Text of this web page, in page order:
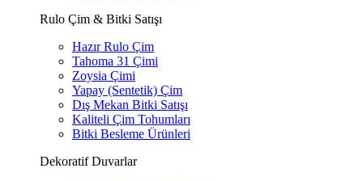
Rulo Çim & Bitki Satışı
Hazır Rulo Çim
Tahoma 31 Çimi
Zoysia Çimi
Yapay (Sentetik) Çim
Dış Mekan Bitki Satışı
Kaliteli Çim Tohumları
Bitki Besleme Ürünleri
Dekoratif Duvarlar